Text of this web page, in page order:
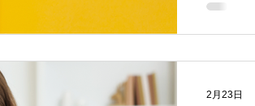
2月23日